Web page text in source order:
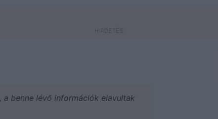
benne lévő információk elavultak